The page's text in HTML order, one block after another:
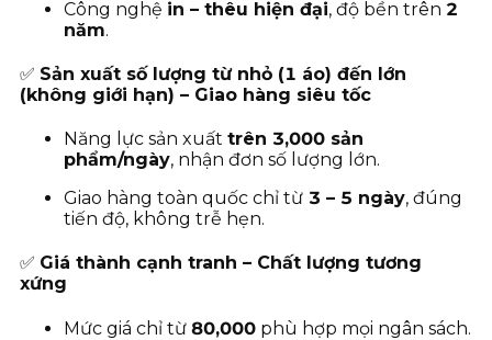
Công nghệ in – thêu hiện đại, độ bền trên 2
năm.
✅ Sản xuất số lượng từ nhỏ (1 áo) đến lớn
(không giới hạn) – Giao hàng siêu tốc
Năng lực sản xuất trên 3,000 sản
phẩm/ngày, nhận đơn số lượng lớn.
Giao hàng toàn quốc chỉ từ 3 – 5 ngày, đúng
tiến độ, không trễ hẹn.
✅ Giá thành cạnh tranh – Chất lượng tương
xứng
Mức giá chỉ từ 80,000 phù hợp mọi ngân sách.